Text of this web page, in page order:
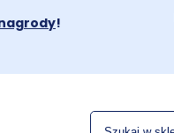
!